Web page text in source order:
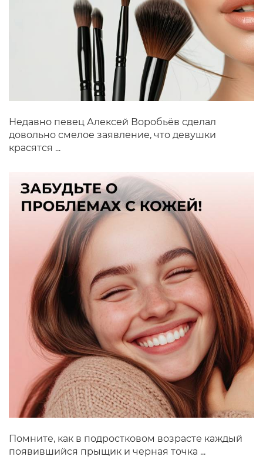
Недавно певец Алексей Воробьёв сделал
довольно смелое заявление, что девушки
красятся ...
Помните, как в подростковом возрасте каждый
появившийся прыщик и черная точка ...